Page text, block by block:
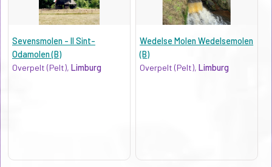
Sevensmolen - II Sint-
Odamolen (B)
Overpelt (Pelt), Limburg
Wedelse Molen Wedelsemolen
(B)
Overpelt (Pelt),Limburg